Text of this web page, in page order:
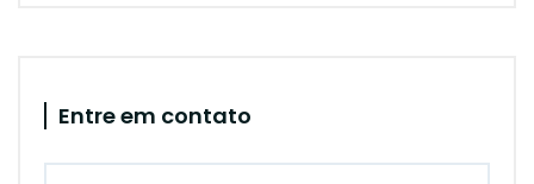
Entre em contato